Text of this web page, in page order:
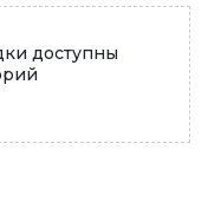
доступны